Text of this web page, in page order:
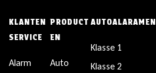
KLANTEN
SERVICE
Alarm
PRODUCT
EN
Auto
AUTOALARAMEN
Klasse 1
Klasse 2